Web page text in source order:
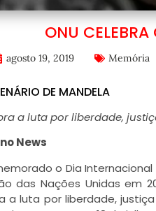
ONU
agosto 19, 2019 Memória
DE MANDELA
a luta por liberdade,
News
o Dia Internacional
das Nações Unidas em
a luta por liberdade,